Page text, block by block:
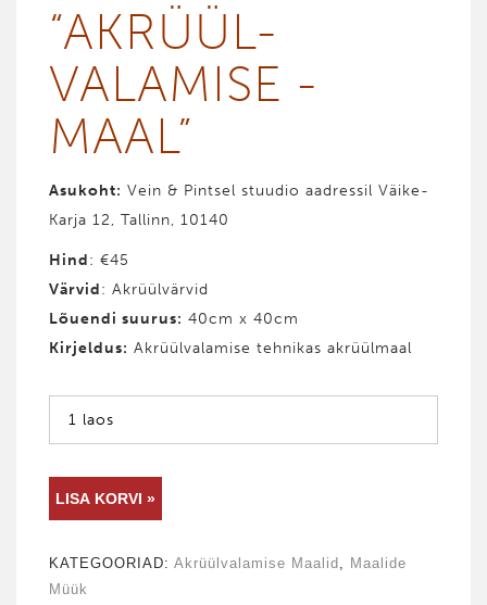
“AKRÜÜL­
VALAMISE ­
MAAL”
Asukoht: Vein & Pintsel stuudio aadressil Väike-
Karja 12, Tallinn, 10140
Hind: €45
Värvid: Akrüülvärvid
Lõuendi suurus: 40cm x 40cm
Kirjeldus: Akrüülvalamise tehnikas akrüülmaal
1 laos
AKRÜÜL­
LISA KORVI »
KATEGOORIAD: Akrüül­valamise Maalid
Maalide
Müük